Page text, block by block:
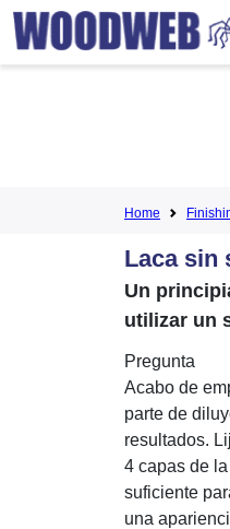
Home
Laca sin
Un
utilizar un
Pregunta
Acabo de
parte de
resultados.
4 capas de
suficiente
una